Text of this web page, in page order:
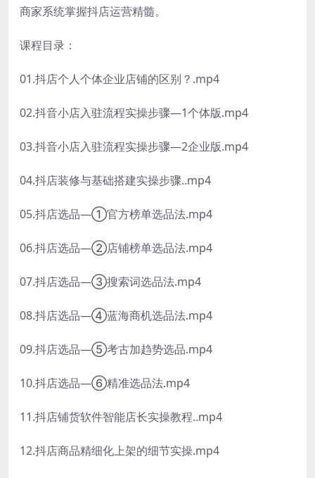
商家系统掌握抖店运营精髓。
课程目录：
01.抖店个人个体企业店铺的区别？.mp4
02.抖音小店入驻流程实操步骤—1个体版.mp4
03.抖音小店入驻流程实操步骤—2企业版.mp4
04.抖店装修与基础搭建实操步骤..mp4
05.抖店选品—①官方榜单选品法.mp4
06.抖店选品—②店铺榜单选品法.mp4
07.抖店选品—③搜索词选品法.mp4
08.抖店选品—④蓝海商机选品法.mp4
09.抖店选品—⑤考古加趋势选品.mp4
10.抖店选品—⑥精准选品法.mp4
11.抖店铺货软件智能店长实操教程..mp4
12.抖店商品精细化上架的细节实操.mp4